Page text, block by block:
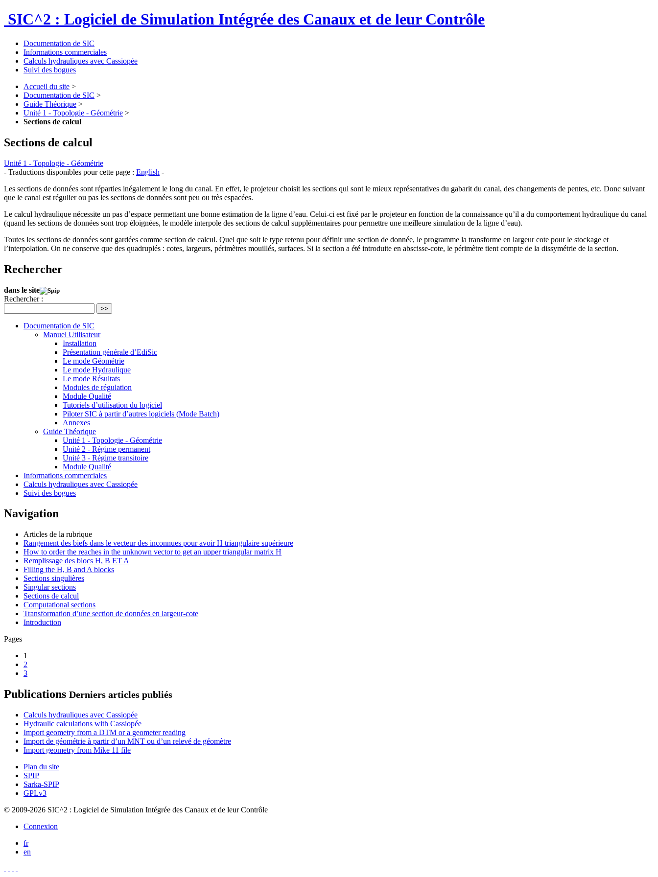
SIC^2 : Logiciel de Simulation Intégrée des Canaux et de leur Contrôle
Documentation de SIC
Informations commerciales
Calculs hydrauliques avec Cassiopée
Suivi des bogues
Accueil du site >
Documentation de SIC >
Guide Théorique >
Unité 1 - Topologie - Géométrie >
Sections de calcul
Sections de calcul
Unité 1 - Topologie - Géométrie
- Traductions disponibles pour cette page : English -
Les sections de données sont réparties inégalement le long du canal. En effet, le projeteur choisit les sections qui sont le mieux représentatives du gabarit du canal, des changements de pentes, etc. Donc suivant
que le canal est régulier ou pas les sections de données sont peu ou très espacées.
Le calcul hydraulique nécessite un pas d’espace permettant une bonne estimation de la ligne d’eau. Celui-ci est fixé par le projeteur en fonction de la connaissance qu’il a du comportement hydraulique du canal
(quand les sections de données sont trop éloignées, le modèle interpole des sections de calcul supplémentaires pour permettre une meilleure simulation de la ligne d’eau).
Toutes les sections de données sont gardées comme section de calcul. Quel que soit le type retenu pour définir une section de donnée, le programme la transforme en largeur cote pour le stockage et
l’interpolation. On ne conserve que des quadruplés : cotes, largeurs, périmètres mouillés, surfaces. Si la section a été introduite en abscisse-cote, le périmètre tient compte de la dissymétrie de la section.
Rechercher
dans le site
Rechercher :
>>
Documentation de SIC
Manuel Utilisateur
Installation
Présentation générale d’EdiSic
Le mode Géométrie
Le mode Hydraulique
Le mode Résultats
Modules de régulation
Module Qualité
Tutoriels d’utilisation du logiciel
Piloter SIC à partir d’autres logiciels (Mode Batch)
Annexes
Guide Théorique
Unité 1 - Topologie - Géométrie
Unité 2 - Régime permanent
Unité 3 - Régime transitoire
Module Qualité
Informations commerciales
Calculs hydrauliques avec Cassiopée
Suivi des bogues
Navigation
Articles de la rubrique
Rangement des biefs dans le vecteur des inconnues pour avoir H triangulaire supérieure
How to order the reaches in the unknown vector to get an upper triangular matrix H
Remplissage des blocs H, B ET A
Filling the H, B and A blocks
Sections singulières
Singular sections
Sections de calcul
Computational sections
Transformation d’une section de données en largeur-cote
Introduction
Pages
1
2
3
Publications Derniers articles publiés
Calculs hydrauliques avec Cassiopée
Hydraulic calculations with Cassiopée
Import geometry from a DTM or a geometer reading
Import de géométrie à partir d’un MNT ou d’un relevé de géomètre
Import geometry from Mike 11 file
Plan du site
SPIP
Sarka-SPIP
GPLv3
© 2009-2026 SIC^2 : Logiciel de Simulation Intégrée des Canaux et de leur Contrôle
Connexion
fr
en